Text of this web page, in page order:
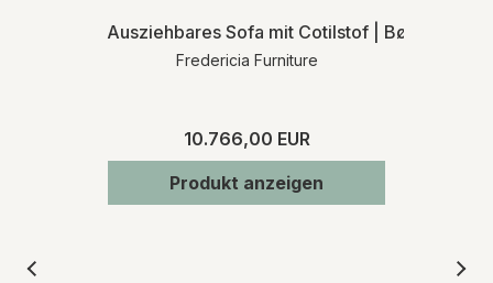
Ausziehbares Sofa mit Cotilstof | Børge
Fredericia Furniture
10.766,00 EUR
Produkt anzeigen